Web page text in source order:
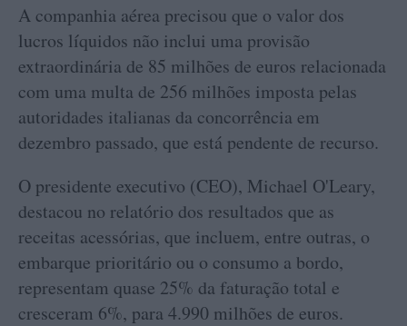
A companhia aérea precisou que o valor dos
lucros líquidos não inclui uma provisão
extraordinária de 85 milhões de euros relacionada
com uma multa de 256 milhões imposta pelas
autoridades italianas da concorrência em
dezembro passado, que está pendente de recurso.
O presidente executivo (CEO), Michael O'Leary,
destacou no relatório dos resultados que as
receitas acessórias, que incluem, entre outras, o
embarque prioritário ou o consumo a bordo,
representam quase 25% da faturação total e
cresceram 6%, para 4.990 milhões de euros.